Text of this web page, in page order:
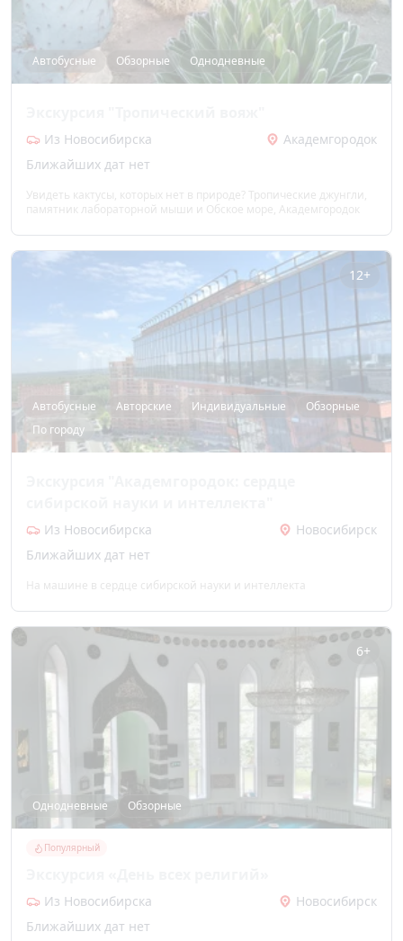
Автобусные Обзорные Однодневные
Из Новосибирска
Академгородок
Ближайших дат нет
Увидеть кактусы, которых нет в природе? Тропические джунгли,
памятник лабораторной мыши и Обское море, Академгородок
12+
Автобусные Авторские Индивидуальные
Обзорные
По городу
Из Новосибирска
Новосибирск
Ближайших дат нет
На машине в сердце сибирской науки и интеллекта
6+
Однодневные Обзорные
Популярный
Из Новосибирска
Новосибирск
Ближайших дат нет